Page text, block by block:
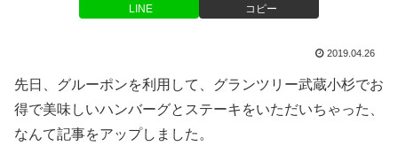
LINE コピー
2019.04.26
先日、グルーポンを利用して、グランツリー武蔵小杉でお
得で美味しいハンバーグとステーキをいただいちゃった、
なんて記事をアップしました。